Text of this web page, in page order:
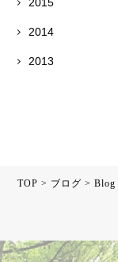
2014
2013
TOP > ブログ >Blog